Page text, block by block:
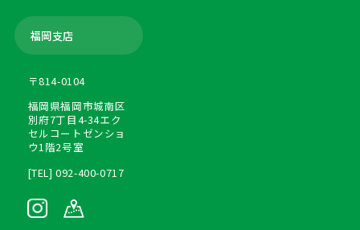
福岡支店
〒814-0104
福岡県福岡市城南区
別府7丁目4-34エク
セルコートゼンショ
ウ1階2号室
[TEL] 092-400-0717